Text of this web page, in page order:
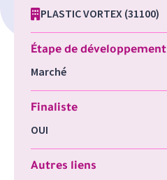
PLASTIC VORTEX (31100)
Étape de développement
Marché
Finaliste
OUI
Autres liens